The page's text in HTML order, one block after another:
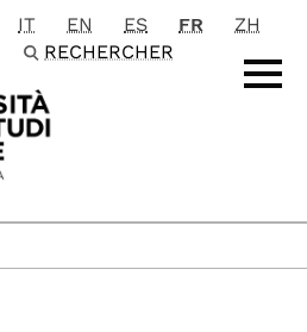
principale
IT EN ES FR
ZH
RECHERCHER